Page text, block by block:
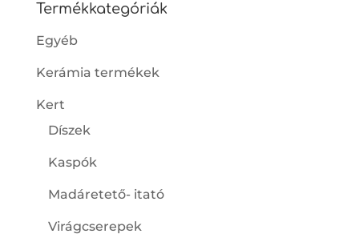
Termékkategóriák
Egyéb
Kerámia termékek
Kert
Díszek
Kaspók
Madáretető- itató
Virágcserepek